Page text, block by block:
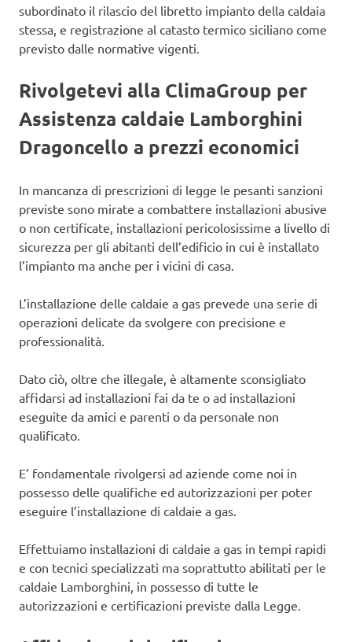
subordinato il rilascio del libretto impianto della caldaia
stessa, e registrazione al catasto termico siciliano come
previsto dalle normative vigenti.
Rivolgetevi alla ClimaGroup per
Assistenza caldaie Lamborghini
Dragoncello a prezzi economici
In mancanza di prescrizioni di legge le pesanti sanzioni
previste sono mirate a combattere installazioni abusive
o non certificate, installazioni pericolosissime a livello di
sicurezza per gli abitanti dell’edificio in cui è installato
l’impianto ma anche per i vicini di casa.
L’installazione delle caldaie a gas prevede una serie di
operazioni delicate da svolgere con precisione e
professionalità.
Dato ciò, oltre che illegale, è altamente sconsigliato
affidarsi ad installazioni fai da te o ad installazioni
eseguite da amici e parenti o da personale non
qualificato.
E’ fondamentale rivolgersi ad aziende come noi in
possesso delle qualifiche ed autorizzazioni per poter
eseguire l’installazione di caldaie a gas.
Effettuiamo installazioni di caldaie a gas in tempi rapidi
e con tecnici specializzati ma soprattutto abilitati per le
caldaie Lamborghini, in possesso di tutte le
autorizzazioni e certificazioni previste dalla Legge.